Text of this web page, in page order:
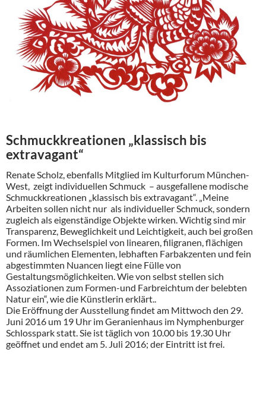
Schmuckkreationen „klassisch bis
extravagant“
Renate Scholz, ebenfalls Mitglied im Kulturforum München-
West, zeigt individuellen Schmuck – ausgefallene modische
Schmuckkreationen „klassisch bis extravagant“. „Meine
Arbeiten sollen nicht nur als individueller Schmuck, sondern
zugleich als eigenständige Objekte wirken. Wichtig sind mir
Transparenz, Beweglichkeit und Leichtigkeit, auch bei großen
Formen. Im Wechselspiel von linearen, filigranen, flächigen
und räumlichen Elementen, lebhaften Farbakzenten und fein
abgestimmten Nuancen liegt eine Fülle von
Gestaltungsmöglichkeiten. Wie von selbst stellen sich
Assoziationen zum Formen-und Farbreichtum der belebten
Natur ein“, wie die Künstlerin erklärt..
Die Eröffnung der Ausstellung findet am Mittwoch den 29.
Juni 2016 um 19 Uhr im Geranienhaus im Nymphenburger
Schlosspark statt. Sie ist täglich von 10.00 bis 19.30 Uhr
geöffnet und endet am 5. Juli 2016; der Eintritt ist frei.